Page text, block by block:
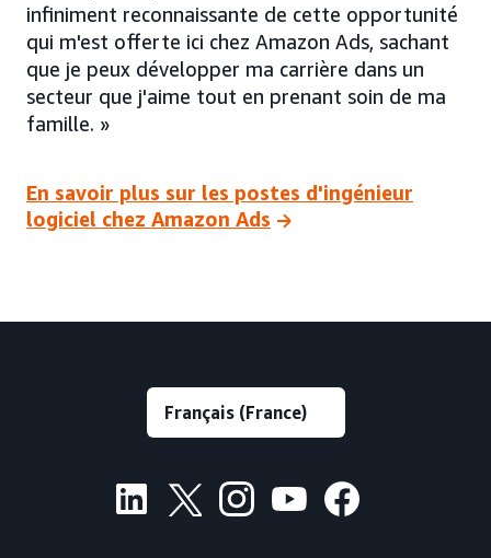
infiniment reconnaissante de cette opportunité
qui m'est offerte ici chez Amazon Ads, sachant
que je peux développer ma carrière dans un
secteur que j'aime tout en prenant soin de ma
famille. »
En savoir plus sur les postes d'ingénieur
logiciel chez Amazon Ads